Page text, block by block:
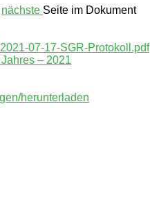
nächste Seite im Dokument
07-17-SGR-Protokoll.pdf
– 2021
herunterladen